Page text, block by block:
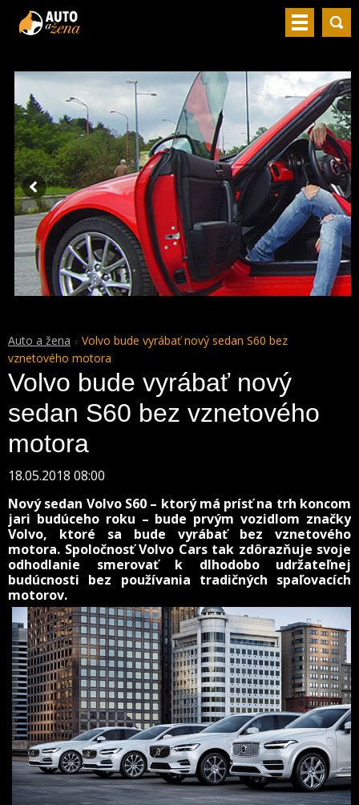
Auto a žena
Volvo bude vyrábať nový sedan S60 bez
vznetového motora
Volvo bude vyrábať nový
sedan S60 bez vznetového
motora
18.05.2018 08:00
Nový sedan Volvo S60 – ktorý má prísť na trh koncom
jari budúceho roku – bude prvým vozidlom značky
Volvo, ktoré sa bude vyrábať bez vznetového
motora. Spoločnosť Volvo Cars tak zdôrazňuje svoje
odhodlanie smerovať k dlhodobo udržateľnej
budúcnosti bez používania tradičných spaľovacích
motorov.